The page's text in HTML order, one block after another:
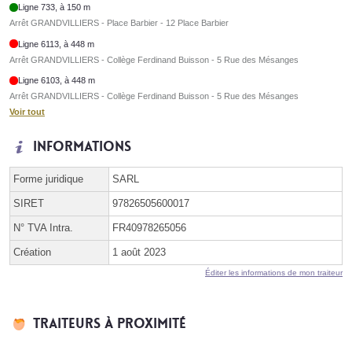
Ligne 733, à 150 m
Arrêt GRANDVILLIERS - Place Barbier - 12 Place Barbier
Ligne 6113, à 448 m
Arrêt GRANDVILLIERS - Collège Ferdinand Buisson - 5 Rue des Mésanges
Ligne 6103, à 448 m
Arrêt GRANDVILLIERS - Collège Ferdinand Buisson - 5 Rue des Mésanges
Voir tout
Informations
Forme juridique SARL
SIRET 97826505600017
N° TVA Intra. FR40978265056
Création 1 août 2023
Éditer les informations de mon traiteur
Traiteurs à proximité